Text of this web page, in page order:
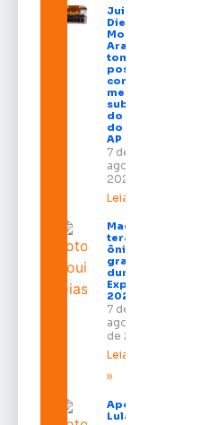
Juiz
Diego
Moura de
Araújo
toma
posse
como
membro
substituto
do Pleno
do TRE-
AP
7 de
agosto de
2026
Leia mais »
Macapá
terá
ônibus
gratuitos
durante a
Expofeira
2026
7 de
agosto
de 2026
Leia mais
»
Após veto,
Lula envia